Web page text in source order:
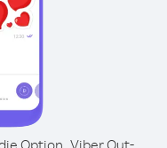
Option „Viber Out-